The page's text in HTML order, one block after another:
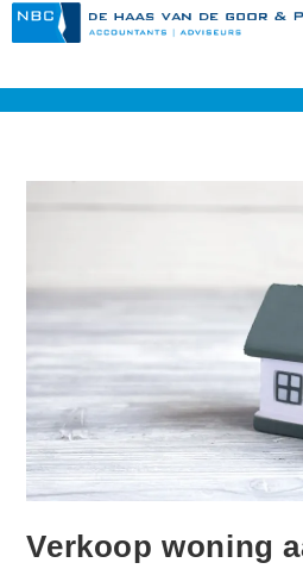
Verkoop woning